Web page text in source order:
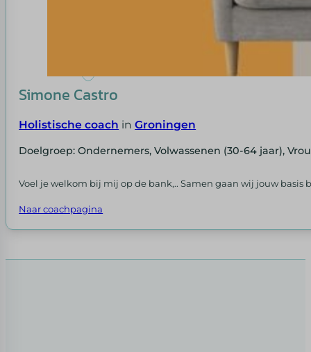
Simone Castro
Holistische coach inGroningen
Doelgroep: Ondernemers, Volwassenen (30-64 jaar),
Voel je welkom bij mij op de bank,.. Samen gaan wij jouw basis
Naar coachpagina